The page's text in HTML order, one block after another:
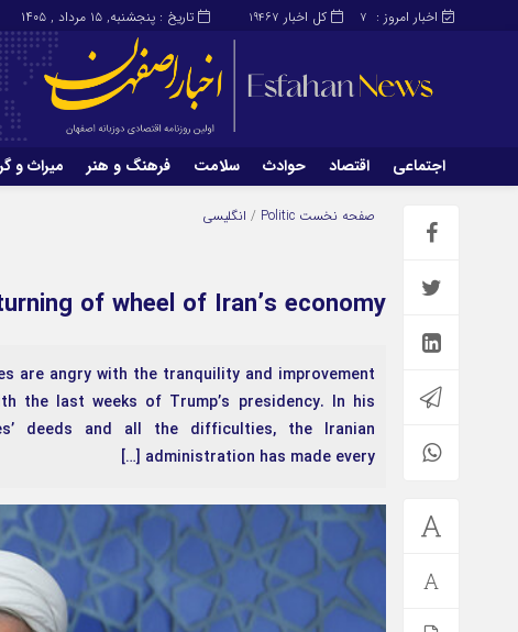
کل اخبار 19467 اخبار امروز : 7 تاریخ : پنجشنبه, ۱۵ مرداد , ۱۴۰۵
اجتماعی اقتصاد حوادث سلامت فرهنگ و هنر میراث و
صفحه نخست Politic
/ انگلیسی
of wheel of Iran’s economy
are angry with the tranquility and improvement
the last weeks of Trump’s presidency. In his
deeds and all the difficulties, the Iranian
administration has made every […]